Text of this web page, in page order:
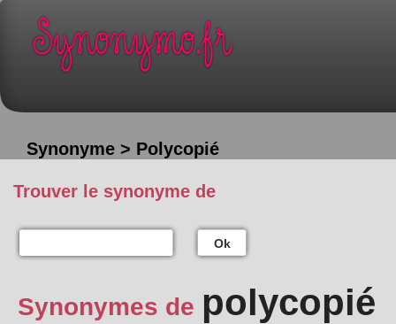
Synonyme > Polycopié
Trouver le synonyme de
Ok
Synonymes de polycopié